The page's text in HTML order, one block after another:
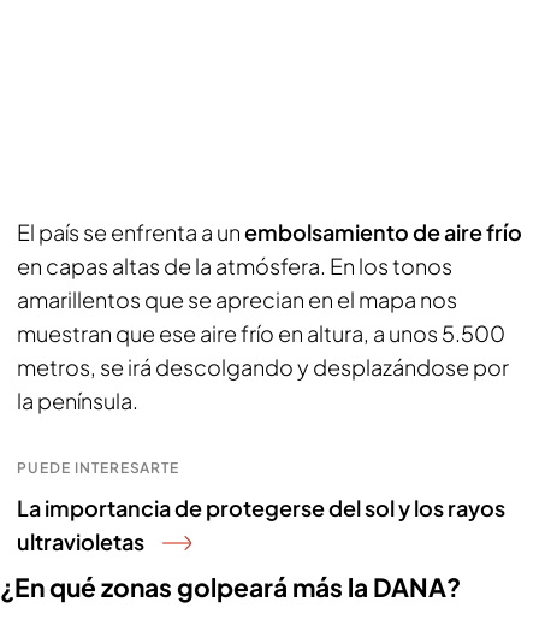
El país se enfrenta a unembolsamiento de aire frío
en capas altas de la atmósfera. En los tonos
amarillentos que se aprecian en el mapa nos
muestran que ese aire frío en altura, a unos 5.500
metros, se irá descolgando y desplazándose por
la península.
PUEDE INTERESARTE
La importancia de protegerse del sol y los rayos
ultravioletas
¿En qué zonas golpeará más la DANA?